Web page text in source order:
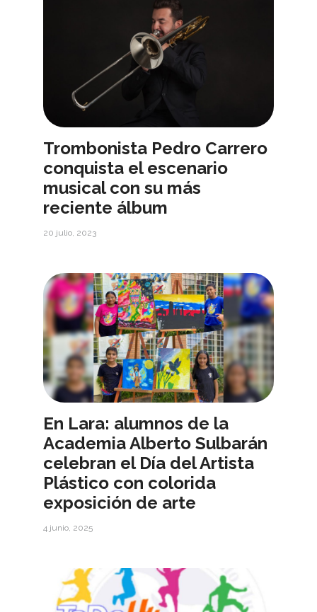
Trombonista Pedro Carrero
conquista el escenario
musical con su más
reciente álbum
20 julio, 2023
En Lara: alumnos de la
Academia Alberto Sulbarán
celebran el Día del Artista
Plástico con colorida
exposición de arte
4 junio, 2025